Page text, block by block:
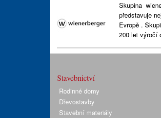
Skupina
představuje
Evropě .
200 let výročí
Stavebnictví
Rodinné domy
Dřevostavby
Stavební materiály